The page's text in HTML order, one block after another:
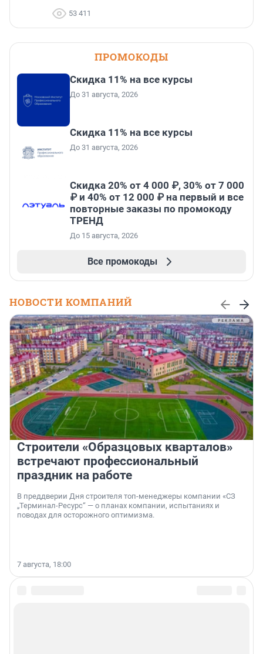
53 411
ПРОМОКОДЫ
Скидка 11% на все курсы
До 31 августа, 2026
Скидка 11% на все курсы
До 31 августа, 2026
Скидка 20% от 4 000 ₽, 30% от 7 000
₽ и 40% от 12 000 ₽ на первый и все
повторные заказы по промокоду
ТРЕНД
До 15 августа, 2026
Все промокоды
НОВОСТИ КОМПАНИЙ
Строители «Образцовых кварталов»
встречают профессиональный
праздник на работе
В преддверии Дня строителя топ-менеджеры компании «СЗ
„Терминал-Ресурс“ — о планах компании, испытаниях и
поводах для осторожного оптимизма.
7 августа, 18:00